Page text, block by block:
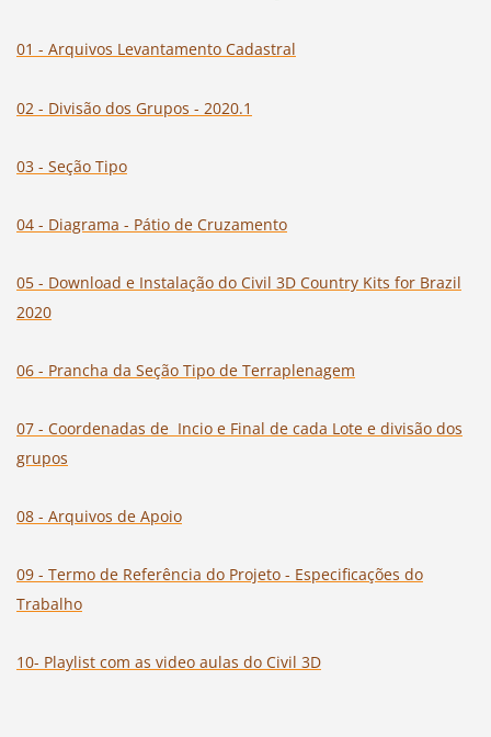
01 - Arquivos Levantamento Cadastral
02 - Divisão dos Grupos - 2020.1
03 - Seção Tipo
04 - Diagrama - Pátio de Cruzamento
05 - Download e Instalação do Civil 3D Country Kits for Brazil
2020
06 - Prancha da Seção Tipo de Terraplenagem
07 - Coordenadas de Incio e Final de cada Lote e divisão dos
grupos
08 - Arquivos de Apoio
09 - Termo de Referência do Projeto - Especificações do
Trabalho
10- Playlist com as video aulas do Civil 3D